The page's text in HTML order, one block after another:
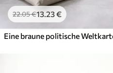
22.05€13.23€